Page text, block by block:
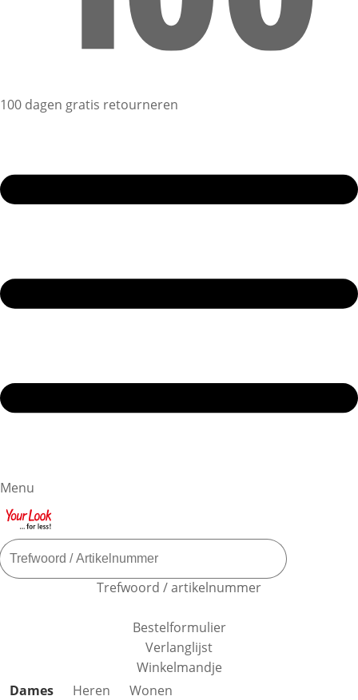
100 dagen gratis retourneren
Menu
Trefwoord / artikelnummer
Bestelformulier
Verlanglijst
Winkelmandje
Productcategorieën overslaan
Dames Heren
Wonen